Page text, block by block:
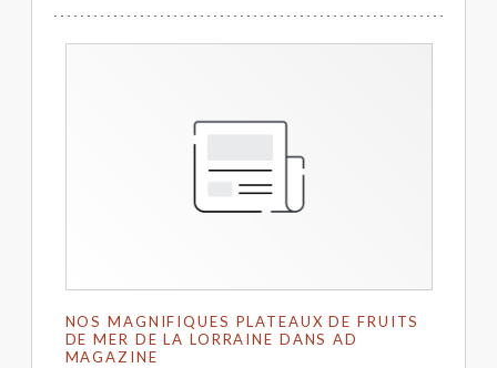
NOS MAGNIFIQUES PLATEAUX DE FRUITS
DE MER DE LA LORRAINE DANS AD
MAGAZINE